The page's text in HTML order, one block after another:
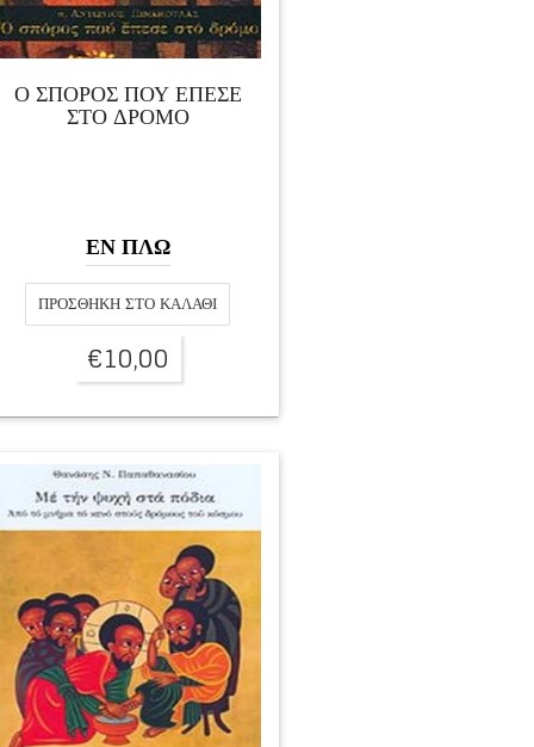
Ο ΣΠΟΡΟΣ ΠΟΥ ΕΠΕΣΕ
ΣΤΟ ΔΡΟΜΟ
ΕΝ ΠΛΩ
ΠΡΟΣΘΉΚΗ ΣΤΟ ΚΑΛΆΘΙ
€10,00